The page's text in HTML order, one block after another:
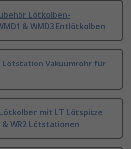
Lötkolben-
& WMD3 Entlötkolben
Lötstation Vakuumrohr für
mit LT Lötspitze
& WR2 Lötstationen